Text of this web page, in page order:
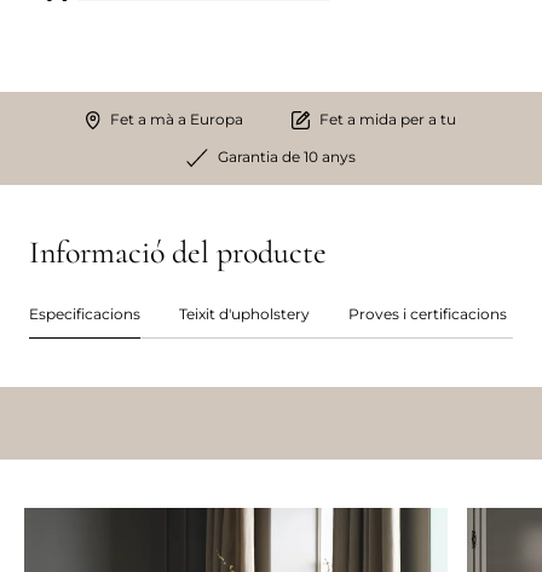
Fet a mà a Europa Fet a mida per a tu
Garantia de 10 anys
Informació del producte
Especificacions Teixit d'upholstery Proves i certificacions